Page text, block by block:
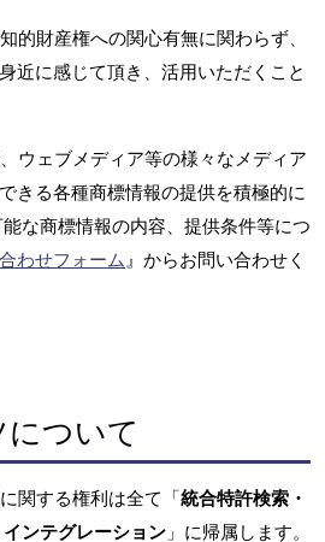
的財産権への関心有無に関わらず、
近に感じて頂き、活用いただくこと
ウェブメディア等の様々なメディア
きる各種商標情報の提供を積極的に
な商標情報の内容、提供条件等につ
わせフォーム』からお問い合わせく
ついて
関する権利は全て「統合特許検索・
ンテグレーション 」に帰属します。